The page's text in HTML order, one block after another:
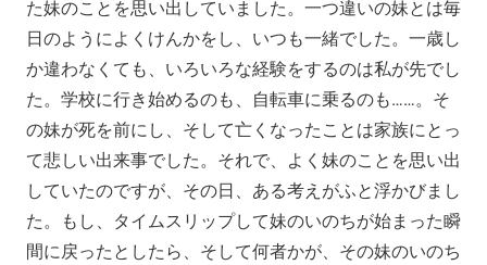
た妹のことを思い出していました。一つ違いの妹とは毎
日のようによくけんかをし、いつも一緒でした。一歳し
か違わなくても、いろいろな経験をするのは私が先でし
た。学校に行き始めるのも、自転車に乗るのも……。そ
の妹が死を前にし、そして亡くなったことは家族にとっ
て悲しい出来事でした。それで、よく妹のことを思い出
していたのですが、その日、ある考えがふと浮かびまし
た。もし、タイムスリップして妹のいのちが始まった瞬
間に戻ったとしたら、そして何者かが、その妹のいのち